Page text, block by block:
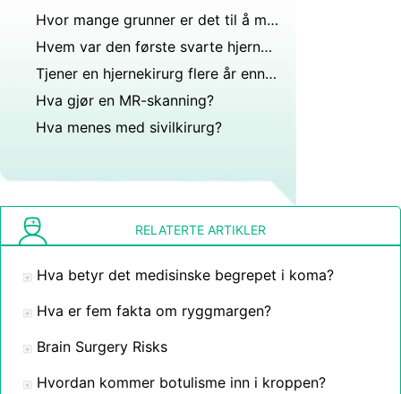
Hvor mange grunner er det til å måtte ta en MR?
Hvem var den første svarte hjernekirurgen?
Tjener en hjernekirurg flere år enn FBI-agenter?
Hva gjør en MR-skanning?
Hva menes med sivilkirurg?
RELATERTE ARTIKLER
Hva betyr det medisinske begrepet i koma?
Hva er fem fakta om ryggmargen?
Brain Surgery Risks
Hvordan kommer botulisme inn i kroppen?